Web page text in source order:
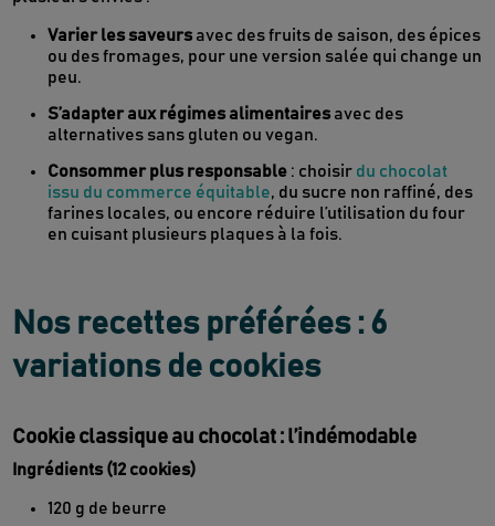
Varier les saveurs avec des fruits de saison, des épices
ou des fromages, pour une version salée qui change un
peu.
S’adapter aux régimes alimentaires avec des
alternatives sans gluten ou vegan.
Consommer plus responsable : choisir du chocolat
issu du commerce équitable, du sucre non raffiné, des
farines locales, ou encore réduire l’utilisation du four
en cuisant plusieurs plaques à la fois.
Nos recettes préférées : 6
variations de cookies
Cookie classique au chocolat : l’indémodable
Ingrédients (12 cookies)
120 g de beurre